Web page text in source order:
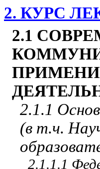
2. КУРС
2.1
2.1.1
(в т.ч.
2.1.1.1